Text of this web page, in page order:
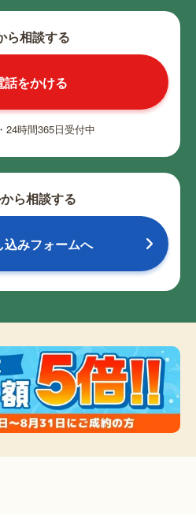
ら相談する
話をかける
24時間365日受付中
ら相談する
込みフォームへ